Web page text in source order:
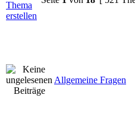
Allgemeine Fragen